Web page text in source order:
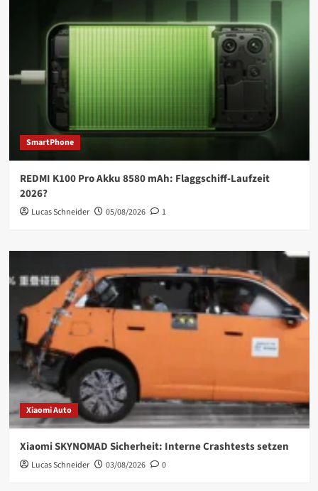
SmartPhone
REDMI K100 Pro Akku 8580 mAh: Flaggschiff-Laufzeit
2026?
Lucas Schneider 05/08/2026 1
Xiaomi Auto
Xiaomi SKYNOMAD Sicherheit: Interne Crashtests setzen
Lucas Schneider 03/08/2026 0